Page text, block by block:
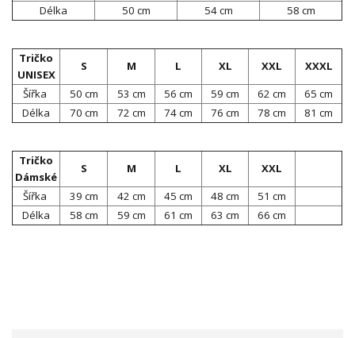
Délka
50 cm 54 cm 58 cm
Tričko
UNISEX
S M L XL XXL
XXXL
Šířka
50 cm 53 cm 56 cm 59 cm 62 cm
65 cm
Délka
70 cm 72 cm 74 cm 76 cm 78 cm 81 cm
Tričko
Dámské
S M L XL
XXL
Šířka
39 cm 42 cm 45 cm 48 cm
51 cm
Délka
58 cm 59 cm 61 cm 63 cm 66 cm